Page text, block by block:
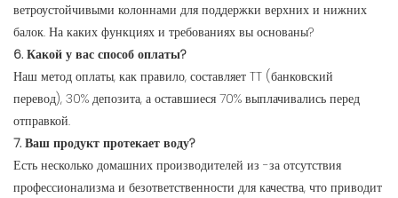
ветроустойчивыми колоннами для поддержки верхних и нижних
балок. На каких функциях и требованиях вы основаны?
6. Какой у вас способ оплаты?
Наш метод оплаты, как правило, составляет TT (банковский
перевод), 30% депозита, а оставшиеся 70% выплачивались перед
отправкой.
7. Ваш продукт протекает воду?
Есть несколько домашних производителей из -за отсутствия
профессионализма и безответственности для качества, что приводит